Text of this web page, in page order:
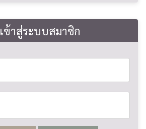
เข้าสู่ระบบสมาชิก